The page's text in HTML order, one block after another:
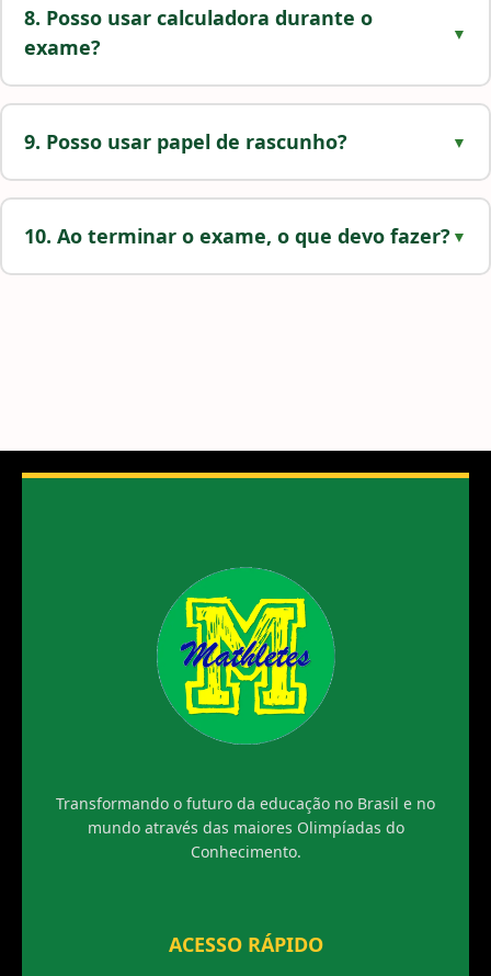
8. Posso usar calculadora durante o
exame?
9. Posso usar papel de rascunho?
10. Ao terminar o exame, o que devo fazer?
Transformando o futuro da educação no Brasil e no
mundo através das maiores Olimpíadas do
Conhecimento.
ACESSO RÁPIDO